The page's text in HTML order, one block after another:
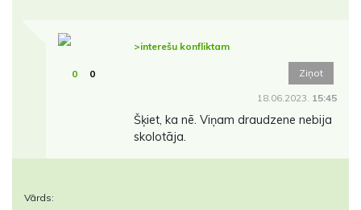
0 0
>interešu konfliktam
Ziņot
18.06.2023. 15:45
Šķiet, ka nē. Viņam draudzene nebija
skolotāja.
Vārds: